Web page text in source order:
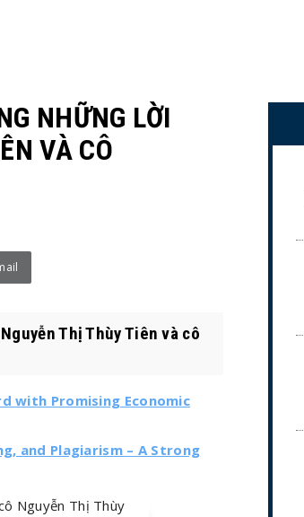
NHỮNG LỜI
VÀ CÔ
Thị Thùy Tiên và cô
with Promising Economic
and Plagiarism – A Strong